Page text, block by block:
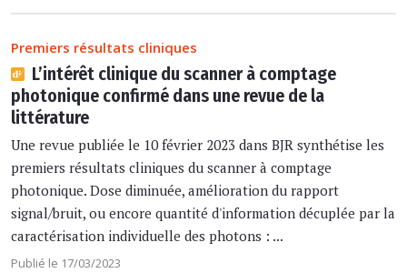
Premiers résultats cliniques
L’intérêt clinique du scanner à comptage
photonique confirmé dans une revue de la
littérature
Une revue publiée le 10 février 2023 dans BJR synthétise les
premiers résultats cliniques du scanner à comptage
photonique. Dose diminuée, amélioration du rapport
signal/bruit, ou encore quantité d'information décuplée par la
caractérisation individuelle des photons : ...
Publié le 17/03/2023